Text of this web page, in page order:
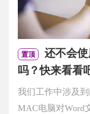
置顶
还不会
吗？快来看看
我们工作中涉及
MAC电脑对Word